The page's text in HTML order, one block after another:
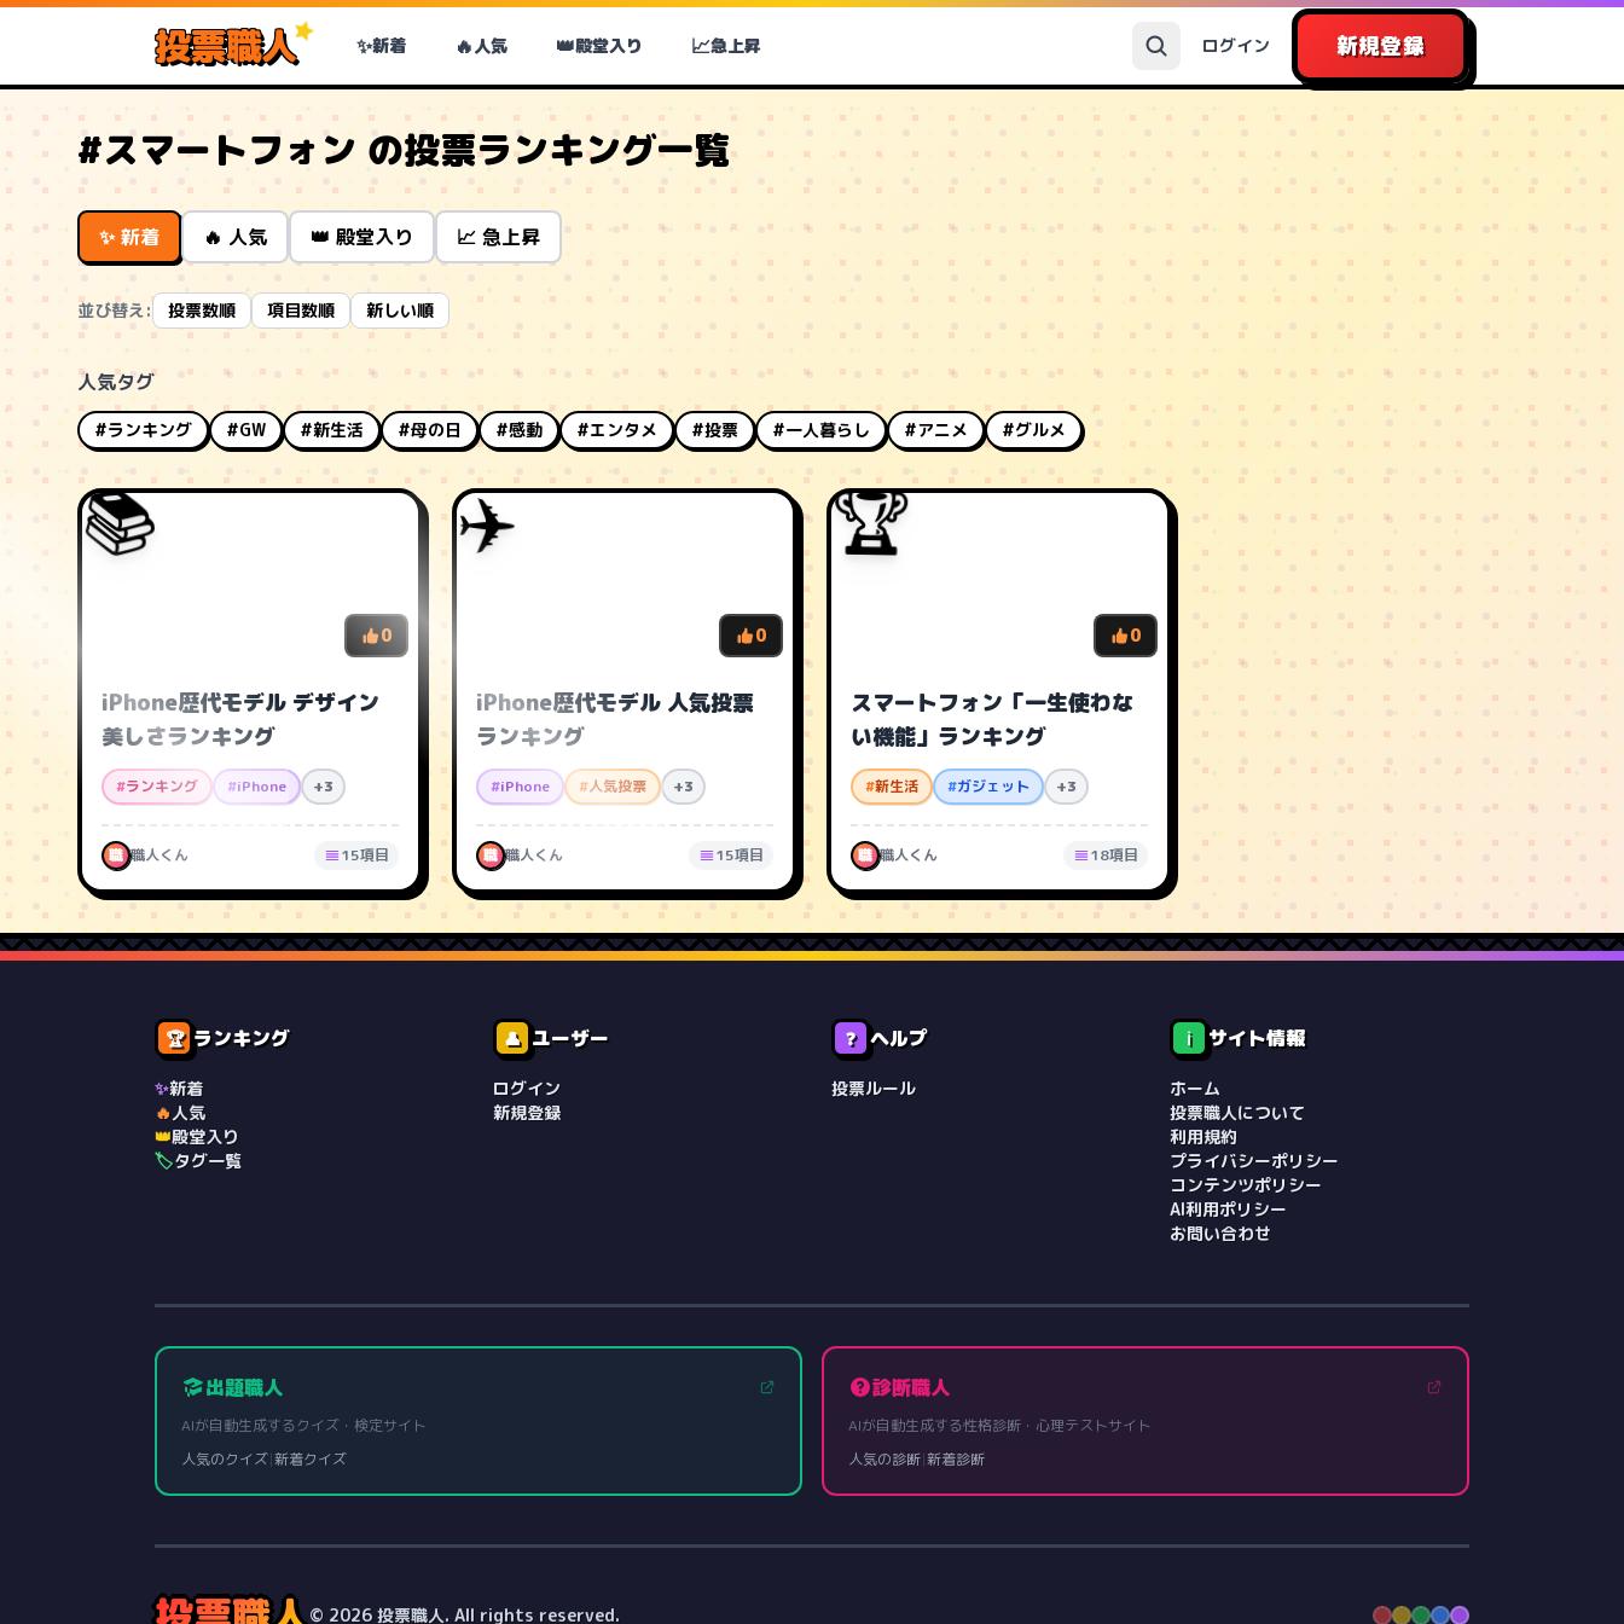
投票職人 ✨新着 🔥人気 👑殿堂入り 📈急上昇 ログイン 新規登録
#スマートフォン の投票ランキング一覧
✨ 新着 🔥 人気 👑 殿堂入り 📈 急上昇
並び替え: 投票数順 項目数順 新しい順
人気タグ
#ランキング #GW #新生活 #母の日 #感動 #エンタメ #投票 #一人暮らし #アニメ #グルメ
📚
0
iPhone歴代モデル デザイン
美しさランキング
#ランキング #iPhone +3
職 職人くん 15項目
✈️
0
iPhone歴代モデル 人気投票
ランキング
#iPhone #人気投票 +3
職 職人くん 15項目
🏆
0
スマートフォン「一生使わな
い機能」ランキング
#新生活 #ガジェット +3
職 職人くん 18項目
🏆 ランキング
✨新着
🔥人気
👑殿堂入り
🏷️タグ一覧
👤 ユーザー
ログイン
新規登録
❓ ヘルプ
投票ルール
ℹ️ サイト情報
ホーム
投票職人について
利用規約
プライバシーポリシー
コンテンツポリシー
AI利用ポリシー
お問い合わせ
出題職人
AIが自動生成するクイズ・検定サイト
人気のクイズ|新着クイズ
診断職人
AIが自動生成する性格診断・心理テストサイト
人気の診断|新着診断
© 2026 投票職人. All rights reserved.